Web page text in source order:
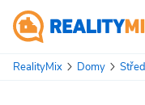
RealityMix Domy